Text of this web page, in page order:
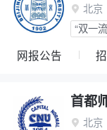
 北京
“双一
网报公告
首都
 北京